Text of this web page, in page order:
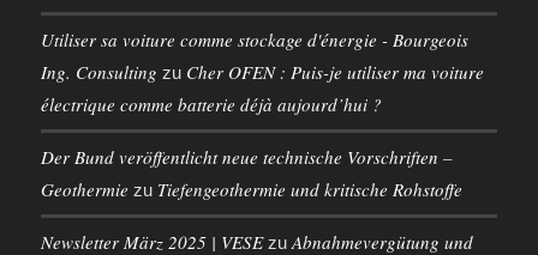
Utiliser sa voiture comme stockage d'énergie - Bourgeois
Ing. Consulting zu Cher OFEN : Puis-je utiliser ma voiture
électrique comme batterie déjà aujourd’hui ?
Der Bund veröffentlicht neue technische Vorschriften –
Geothermie zu Tiefengeothermie und kritische Rohstoffe
Newsletter März 2025 | VESEzu Abnahmevergütung und